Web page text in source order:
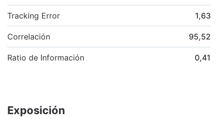
Tracking Error 1,63
Correlación 95,52
Ratio de Información 0,41
Exposición